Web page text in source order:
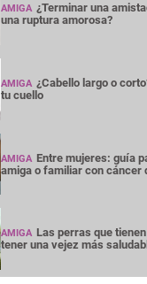
AMIGA ¿Terminar una
una ruptura amorosa?
AMIGA ¿Cabello largo o
tu cuello
AMIGA Entre mujeres: guía
amiga o familiar con cáncer
AMIGA Las perras que
tener una vejez más